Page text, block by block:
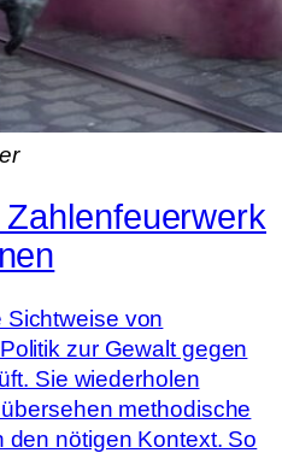
Sichtweise von
zur Gewalt gegen
Sie wiederholen
methodische
den nötigen Kontext. So